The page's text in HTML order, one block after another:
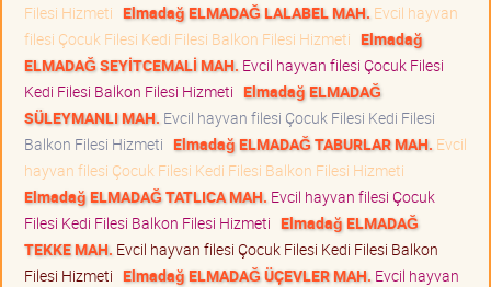
Filesi Hizmeti Elmadağ ELMADAĞ LALABEL MAH. Evcil hayvan
filesi Çocuk Filesi Kedi Filesi Balkon Filesi Hizmeti Elmadağ
ELMADAĞ SEYİTCEMALİ MAH. Evcil hayvan filesi Çocuk Filesi
Kedi Filesi Balkon Filesi Hizmeti Elmadağ ELMADAĞ
SÜLEYMANLI MAH. Evcil hayvan filesi Çocuk Filesi Kedi Filesi
Balkon Filesi Hizmeti Elmadağ ELMADAĞ TABURLAR MAH. Evcil
hayvan filesi Çocuk Filesi Kedi Filesi Balkon Filesi Hizmeti
Elmadağ ELMADAĞ TATLICA MAH. Evcil hayvan filesi Çocuk
Filesi Kedi Filesi Balkon Filesi Hizmeti Elmadağ ELMADAĞ
TEKKE MAH. Evcil hayvan filesi Çocuk Filesi Kedi Filesi Balkon
Filesi Hizmeti Elmadağ ELMADAĞ ÜÇEVLER MAH. Evcil hayvan